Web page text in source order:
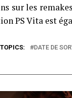
sur les
PS Vita est
DATE DE